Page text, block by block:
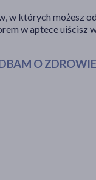
w których możesz
w aptece uiścisz
O ZDROWIE